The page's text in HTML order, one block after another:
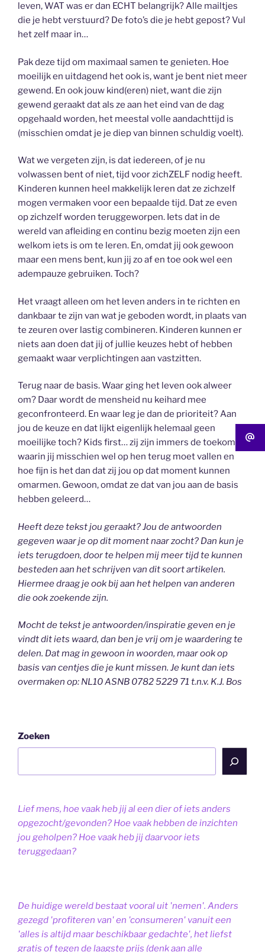
leven, WAT was er dan ECHT belangrijk? Alle mailtjes
die je hebt verstuurd? De foto’s die je hebt gepost? Vul
het zelf maar in…
Pak deze tijd om maximaal samen te genieten. Hoe
moeilijk en uitdagend het ook is, want je bent niet meer
gewend. En ook jouw kind(eren) niet, want die zijn
gewend geraakt dat als ze aan het eind van de dag
opgehaald worden, het meestal volle aandachttijd is
(misschien omdat je je diep van binnen schuldig voelt).
Wat we vergeten zijn, is dat iedereen, of je nu
volwassen bent of niet, tijd voor zichZELF nodig heeft.
Kinderen kunnen heel makkelijk leren dat ze zichzelf
mogen vermaken voor een bepaalde tijd. Dat ze even
op zichzelf worden teruggeworpen. Iets dat in de
wereld van afleiding en continu bezig moeten zijn een
welkom iets is om te leren. En, omdat jij ook gewoon
maar een mens bent, kun jij zo af en toe ook wel een
adempauze gebruiken. Toch?
Het vraagt alleen om het leven anders in te richten en
dankbaar te zijn van wat je geboden wordt, in plaats van
te zeuren over lastig combineren. Kinderen kunnen er
niets aan doen dat jij of jullie keuzes hebt of hebben
gemaakt waar verplichtingen aan vastzitten.
Terug naar de basis. Waar ging het leven ook alweer
om? Daar wordt de mensheid nu keihard mee
geconfronteerd. En waar leg je dan de prioriteit? Aan
jou de keuze en dat lijkt eigenlijk helemaal geen
moeilijke toch? Kids first… zij zijn immers de toekomst,
waarin jij misschien wel op hen terug moet vallen en
hoe fijn is het dan dat zij jou op dat moment kunnen
omarmen. Gewoon, omdat ze dat van jou aan de basis
hebben geleerd…
Heeft deze tekst jou geraakt? Jou de antwoorden
gegeven waar je op dit moment naar zocht? Dan kun je
iets terugdoen, door te helpen mij meer tijd te kunnen
besteden aan het schrijven van dit soort artikelen.
Hiermee draag je ook bij aan het helpen van anderen
die ook zoekende zijn.
Mocht de tekst je antwoorden/inspiratie geven en je
vindt dit iets waard, dan ben je vrij om je waardering te
delen. Dat mag in gewoon in woorden, maar ook op
basis van centjes die je kunt missen. Je kunt dan iets
overmaken op: NL10 ASNB 0782 5229 71 t.n.v. K.J. Bos
Zoeken
Lief mens, hoe vaak heb jij al een dier of iets anders
opgezocht/gevonden? Hoe vaak hebben de inzichten
jou geholpen? Hoe vaak heb jij daarvoor iets
teruggedaan?
De huidige wereld bestaat vooral uit 'nemen'. Anders
gezegd 'profiteren van' en 'consumeren' vanuit een
'alles is altijd maar beschikbaar gedachte', het liefst
gratis of tegen de laagste prijs (denk aan alle